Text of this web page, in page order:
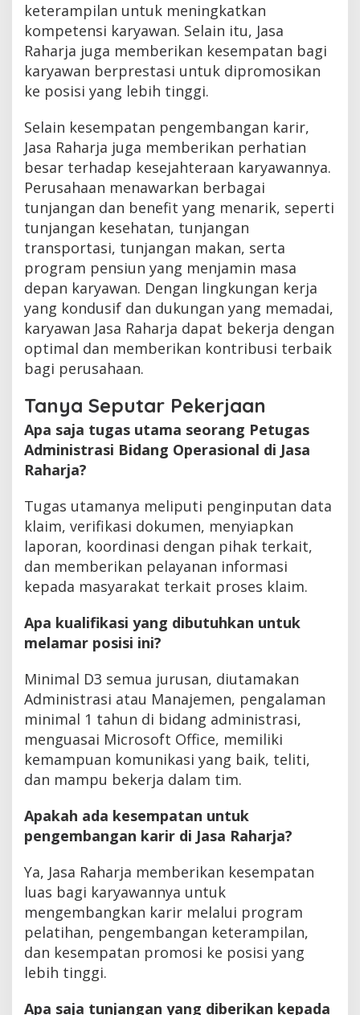
keterampilan untuk meningkatkan
kompetensi karyawan. Selain itu, Jasa
Raharja juga memberikan kesempatan bagi
karyawan berprestasi untuk dipromosikan
ke posisi yang lebih tinggi.
Selain kesempatan pengembangan karir,
Jasa Raharja juga memberikan perhatian
besar terhadap kesejahteraan karyawannya.
Perusahaan menawarkan berbagai
tunjangan dan benefit yang menarik, seperti
tunjangan kesehatan, tunjangan
transportasi, tunjangan makan, serta
program pensiun yang menjamin masa
depan karyawan. Dengan lingkungan kerja
yang kondusif dan dukungan yang memadai,
karyawan Jasa Raharja dapat bekerja dengan
optimal dan memberikan kontribusi terbaik
bagi perusahaan.
Tanya Seputar Pekerjaan
Apa saja tugas utama seorang Petugas
Administrasi Bidang Operasional di Jasa
Raharja?
Tugas utamanya meliputi penginputan data
klaim, verifikasi dokumen, menyiapkan
laporan, koordinasi dengan pihak terkait,
dan memberikan pelayanan informasi
kepada masyarakat terkait proses klaim.
Apa kualifikasi yang dibutuhkan untuk
melamar posisi ini?
Minimal D3 semua jurusan, diutamakan
Administrasi atau Manajemen, pengalaman
minimal 1 tahun di bidang administrasi,
menguasai Microsoft Office, memiliki
kemampuan komunikasi yang baik, teliti,
dan mampu bekerja dalam tim.
Apakah ada kesempatan untuk
pengembangan karir di Jasa Raharja?
Ya, Jasa Raharja memberikan kesempatan
luas bagi karyawannya untuk
mengembangkan karir melalui program
pelatihan, pengembangan keterampilan,
dan kesempatan promosi ke posisi yang
lebih tinggi.
Apa saja tunjangan yang diberikan kepada